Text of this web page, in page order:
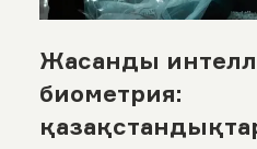
Жасанды
биометрия: